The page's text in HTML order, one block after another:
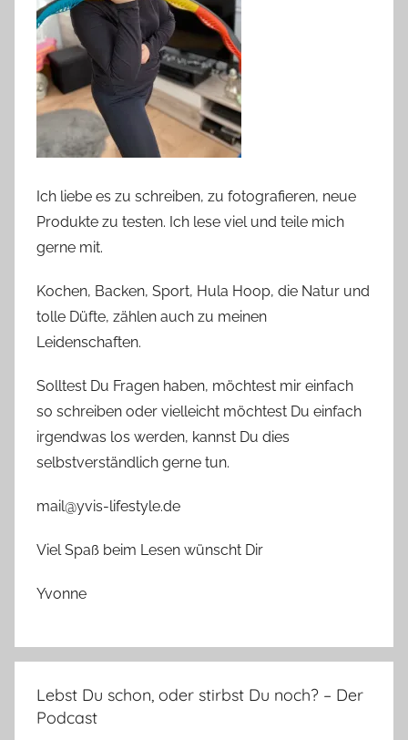
Ich liebe es zu schreiben, zu fotografieren, neue
Produkte zu testen. Ich lese viel und teile mich
gerne mit.
Kochen, Backen, Sport, Hula Hoop, die Natur und
tolle Düfte, zählen auch zu meinen
Leidenschaften.
Solltest Du Fragen haben, möchtest mir einfach
so schreiben oder vielleicht möchtest Du einfach
irgendwas los werden, kannst Du dies
selbstverständlich gerne tun.
mail@yvis-lifestyle.de
Viel Spaß beim Lesen wünscht Dir
Yvonne
Lebst Du schon, oder stirbst Du noch? – Der
Podcast